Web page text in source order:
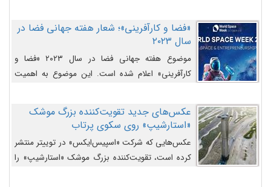
«فضا و کارآفرینی»؛ شعار هفته جهانی فضا در
سال ۲۰۲۳
موضوع هفته جهانی فضا در سال ۲۰۲۳ «فضا و
کارآفرینی» اعلام شده است. این موضوع به اهمیت
روزافزون کارآفرینی در حوزه فضایی و مزایای جدیدی که
کارآفرینان این حوزه ایجاد می‌کنند، می‌پردازد.
عکس‌های جدید تقویت‌کننده بزرگ موشک
«استارشیپ» روی سکوی پرتاب
عکس‌هایی که شرکت «اسپیس‌ایکس» در توییتر منتشر
کرده است، تقویت‌کننده بزرگ موشک «استارشیپ» را